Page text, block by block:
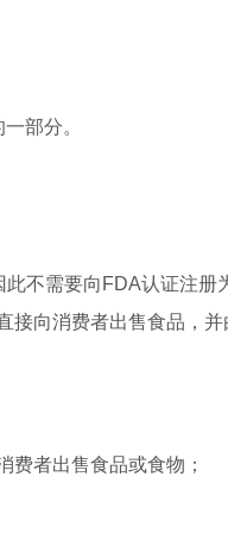
部分。
此不需要向FDA认证注册
接向消费者出售食品，并
费者出售食品或食物；